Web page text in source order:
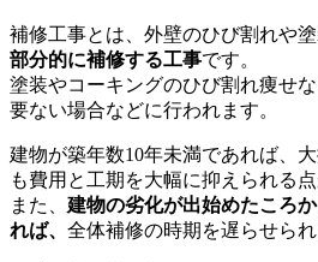
補修工事とは、外壁のひび割れや
部分的に補修する工事です。
塗装やコーキングのひび割れ痩せ
要ない場合などに行われます。
建物が築年数10年未満であれば、
も費用と工期を大幅に抑えられる
また、 建物の劣化が出始めたころ
れば、 全体補修の時期を遅らせられ